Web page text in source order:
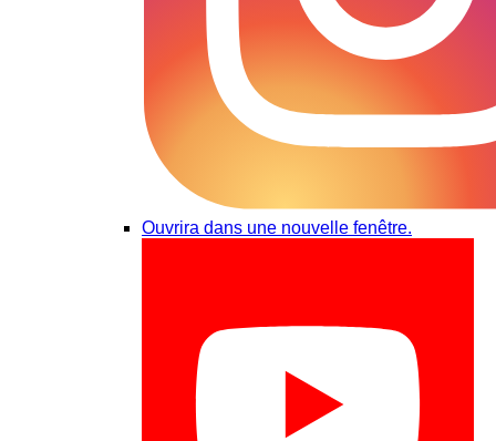
Ouvrira dans une nouvelle fenêtre.